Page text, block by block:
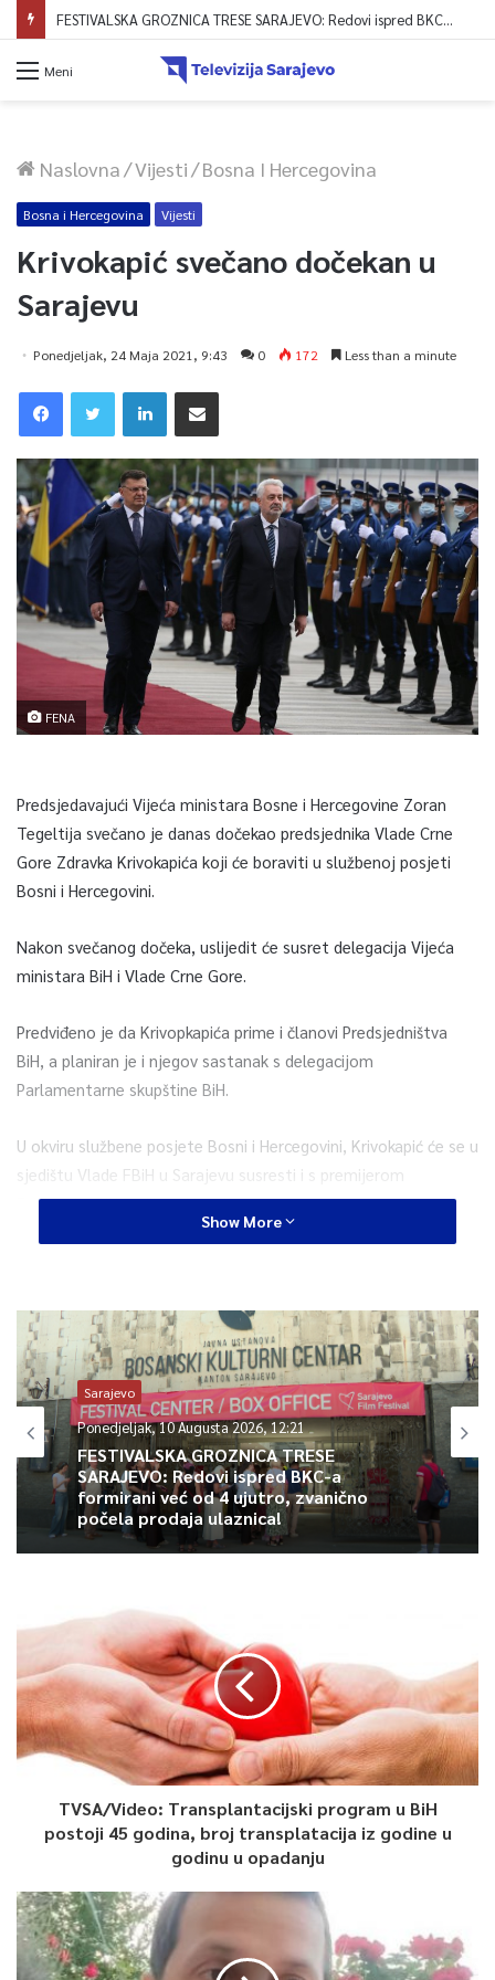
FESTIVALSKA GROZNICA TRESE SARAJEVO: Redovi ispred BKC-a formirani već od 4 ujutro, zvanično počela prodaja ulaznica!
Meni
Naslovna/Vijesti/Bosna I Hercegovina
Bosna i Hercegovina Vijesti
Krivokapić svečano dočekan u
Sarajevu
Ponedjeljak, 24 Maja 2021, 9:43 0 172 Less than a minute
FENA
Predsjedavajući Vijeća ministara Bosne i Hercegovine Zoran
Tegeltija svečano je danas dočekao predsjednika Vlade Crne
Gore Zdravka Krivokapića koji će boraviti u službenoj posjeti
Bosni i Hercegovini.
Nakon svečanog dočeka, uslijedit će susret delegacija Vijeća
ministara BiH i Vlade Crne Gore.
Predviđeno je da Krivopkapića prime i članovi Predsjedništva
BiH, a planiran je i njegov sastanak s delegacijom
Parlamentarne skupštine BiH.
U okviru službene posjete Bosni i Hercegovini, Krivokapić će se u
sjedištu Vlade FBiH u Sarajevu susresti i s premijerom
Federacije BiH Fadilom Novalićem.
Article Rating
Show More
Sarajevo
Ponedjeljak, 10 Augusta 2026, 12:21
FESTIVALSKA GROZNICA TRESE
SARAJEVO: Redovi ispred BKC-a
formirani već od 4 ujutro, zvanično
počela prodaja ulaznica!
TVSA/Video: Transplantacijski program u BiH
postoji 45 godina, broj transplatacija iz godine u
godinu u opadanju